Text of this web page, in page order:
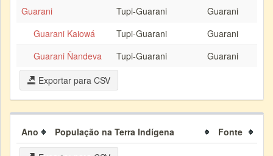
Guarani
Tupi-Guarani
Guarani
Guarani Kaiowá
Tupi-Guarani
Guarani
Guarani Ñandeva
Tupi-Guarani
Guarani
Exportar para CSV
Ano População na Terra Indígena Fonte